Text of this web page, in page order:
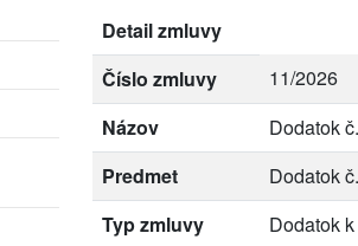
Detail zmluvy
Číslo zmluvy
11/2026
Názov
Dodatok
Predmet
Dodatok
Typ zmluvy
Dodatok